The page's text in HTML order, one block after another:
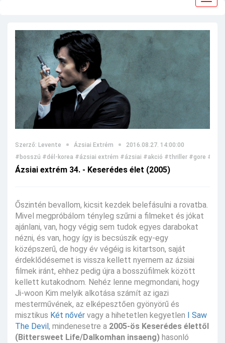
Szerző: Levente Ázsiai Extrém
2016.08.27. 14:00:00
#bosszú #dél-korea #ázsiai extrém #ázsiai #akció #thriller #gore
Ázsiai extrém 34. - Keserédes élet (2005)
Őszintén bevallom, kicsit kezdek belefásulni a rovatba.
Mivel megpróbálom tényleg szűrni a filmeket és jókat
ajánlani, van, hogy végig sem tudok egyes darabokat
nézni, és van, hogy így is becsúszik egy-egy
középszerű, de hogy év végéig is kitartson, saját
érdeklődésemet is vissza kellett nyernem az ázsiai
filmek iránt, ehhez pedig újra a bosszúfilmek között
kellett kutakodnom. Nehéz lenne megmondani, hogy
Ji-woon Kim melyik alkotása számít az igazi
mesterművének, az elképesztően gyönyörű és
misztikus Két nővér vagy a hihetetlen kegyetlen I Saw
The Devil, mindenesetre a 2005-ös Keserédes élettől
(Bittersweet Life/Dalkomhan insaeng) hasonló